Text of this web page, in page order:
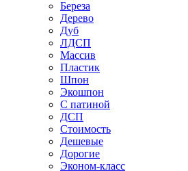
Береза
Дерево
Дуб
ЛДСП
Массив
Пластик
Шпон
Экошпон
С патиной
ДСП
Стоимость
Дешевые
Дорогие
Эконом-класс